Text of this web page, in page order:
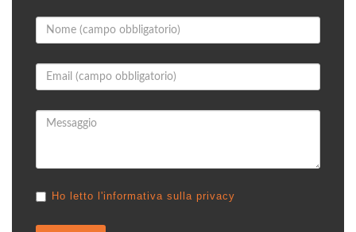
Ho letto l'informativa sulla privacy